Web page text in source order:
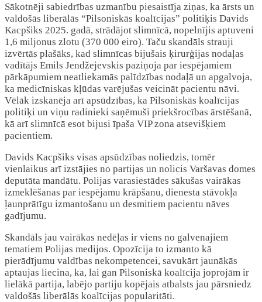
Sākotnēji sabiedrības uzmanību piesaistīja ziņas, ka ārsts un
valdošās liberālās “Pilsoniskās koalīcijas” politiķis Davids
Kacpšiks 2025. gadā, strādājot slimnīcā, nopelnījis aptuveni
1,6 miljonus zlotu (370 000 eiro). Taču skandāls strauji
izvērtās plašāks, kad slimnīcas bijušais ķirurģijas nodaļas
vadītājs Emils Jendžejevskis paziņoja par iespējamiem
pārkāpumiem neatliekamās palīdzības nodaļā un apgalvoja,
ka medicīniskas kļūdas varējušas veicināt pacientu nāvi.
Vēlāk izskanēja arī apsūdzības, ka Pilsoniskās koalīcijas
politiķi un viņu radinieki saņēmuši priekšrocības ārstēšanā,
kā arī slimnīcā esot bijusi īpaša VIP zona atsevišķiem
pacientiem.
Davids Kacpšiks visas apsūdzības noliedzis, tomēr
vienlaikus arī izstājies no partijas un nolicis Varšavas domes
deputāta mandātu. Polijas varasiestādes sākušas vairākas
izmeklēšanas par iespējamu krāpšanu, dienesta stāvokļa
ļaunprātīgu izmantošanu un desmitiem pacientu nāves
gadījumu.
Skandāls jau vairākas nedēļas ir viens no galvenajiem
tematiem Polijas medijos. Opozīcija to izmanto kā
pierādījumu valdības nekompetencei, savukārt jaunākās
aptaujas liecina, ka, lai gan Pilsoniskā koalīcija joprojām ir
lielākā partija, labējo partiju kopējais atbalsts jau pārsniedz
valdošās liberālās koalīcijas popularitāti.